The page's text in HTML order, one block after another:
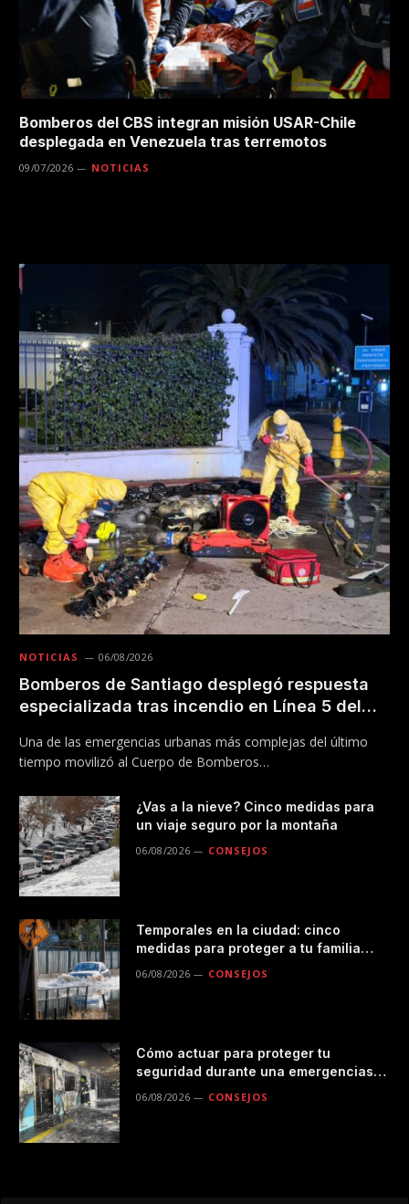
Bomberos del CBS integran misión USAR-Chile
desplegada en Venezuela tras terremotos
09/07/2026 NOTICIAS
NOTICIAS 06/08/2026
Bomberos de Santiago desplegó respuesta
especializada tras incendio en Línea 5 del
Una de las emergencias urbanas más complejas del último
tiempo movilizó al Cuerpo de Bomberos…
¿Vas a la nieve? Cinco medidas para
un viaje seguro por la montaña
06/08/2026 CONSEJOS
Temporales en la ciudad: cinco
medidas para proteger a tu familia
06/08/2026 CONSEJOS
Cómo actuar para proteger tu
seguridad durante una emergencias
06/08/2026 CONSEJOS